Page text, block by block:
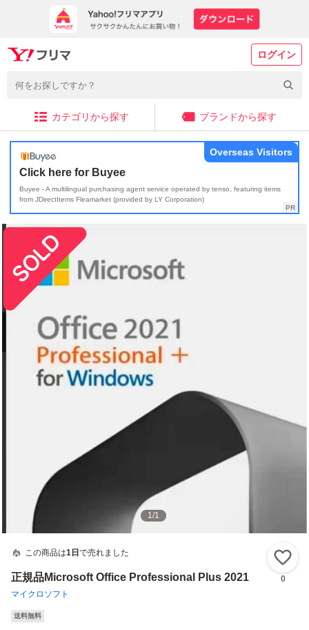
ログイン
カテゴリから探す ブランドから探す
Click here for Buyee
Buyee - A multilingual purchasing agent service operated by tenso, featuring items
from JDirectItems Fleamarket (provided by LY Corporation)
Overseas Visitors
1/1
この商品は1日 で売れました
正規品Microsoft Office Professional Plus 2021
マイクロソフト
0
送料無料